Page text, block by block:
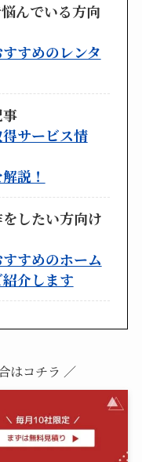
んでいる方向
すめのレンタ
サービス情
説！
したい方向け
すめのホーム
介します
はコチラ ／